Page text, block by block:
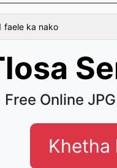
faele ka nako
Free Online
Khetha